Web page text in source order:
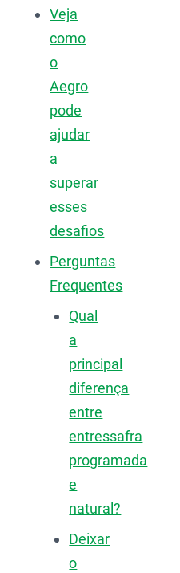
Veja
como
o
Aegro
pode
ajudar
a
superar
esses
desafios
Perguntas
Frequentes
Qual
a
principal
diferença
entre
entressafra
programada
e
natural?
Deixar
o